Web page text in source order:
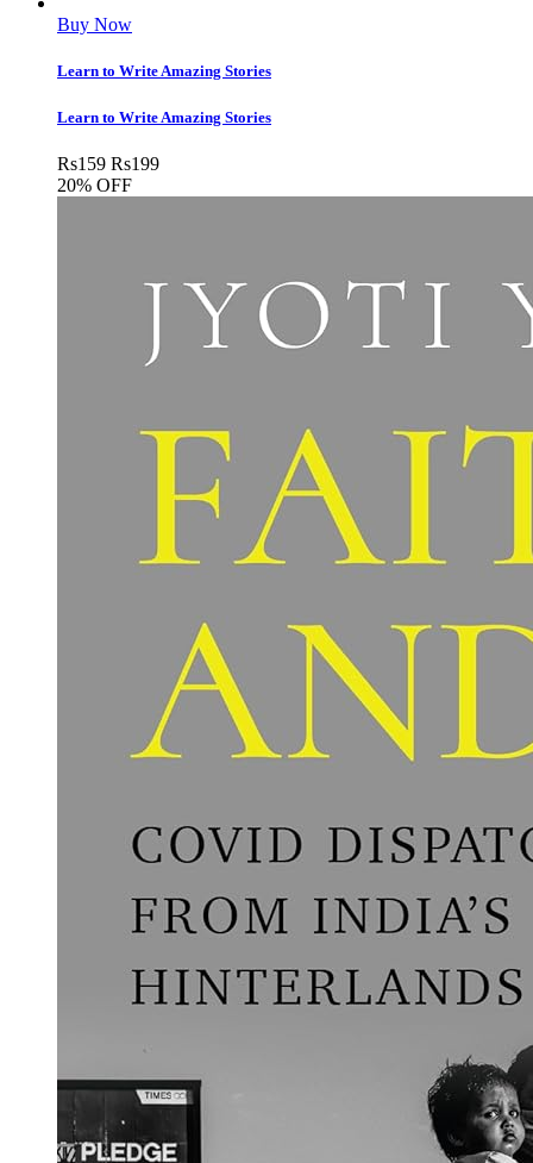
Buy Now
Learn to Write Amazing Stories
Learn to Write Amazing Stories
Rs159 Rs199
20% OFF